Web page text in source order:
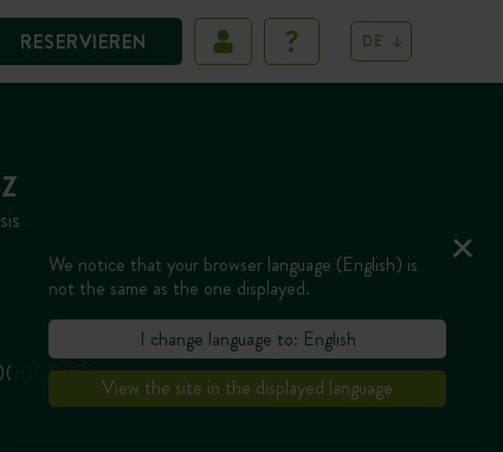
RESERVIEREN DE
We notice that your browser language (English) is
not the same as the one displayed.
I change language to: English
View the site in the displayed language